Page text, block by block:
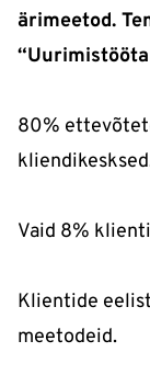
ärimeetod.
80%
Vaid 8%
Klientide
meetodeid.